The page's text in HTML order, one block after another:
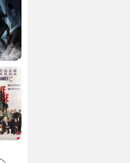
De la Comédie-Française Teaser VF